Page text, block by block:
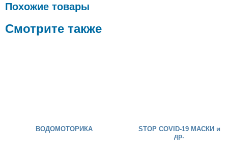
Похожие товары
Смотрите также
ВОДОМОТОРИКА
STOP COVID-19 МАСКИ и
др.